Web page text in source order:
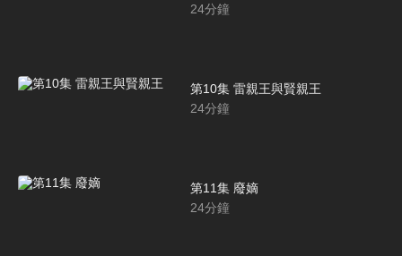
24分鐘
第10集 雷親王與賢親王
24分鐘
第11集 廢嫡
24分鐘